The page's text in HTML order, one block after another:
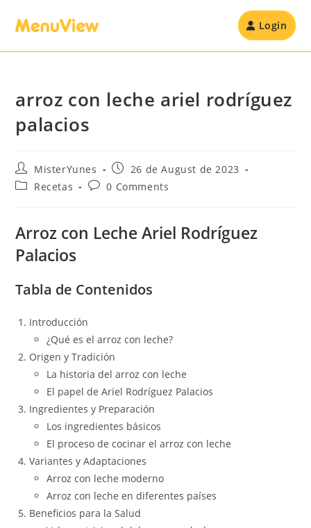
Login
arroz con leche ariel rodríguez
palacios
MisterYunes
26 de August de 2023
Recetas
0 Comments
Arroz con Leche Ariel Rodríguez
Palacios
Tabla de Contenidos
Introducción
¿Qué es el arroz con leche?
Origen y Tradición
La historia del arroz con leche
El papel de Ariel Rodríguez Palacios
Ingredientes y Preparación
Los ingredientes básicos
El proceso de cocinar el arroz con leche
Variantes y Adaptaciones
Arroz con leche moderno
Arroz con leche en diferentes países
Beneficios para la Salud